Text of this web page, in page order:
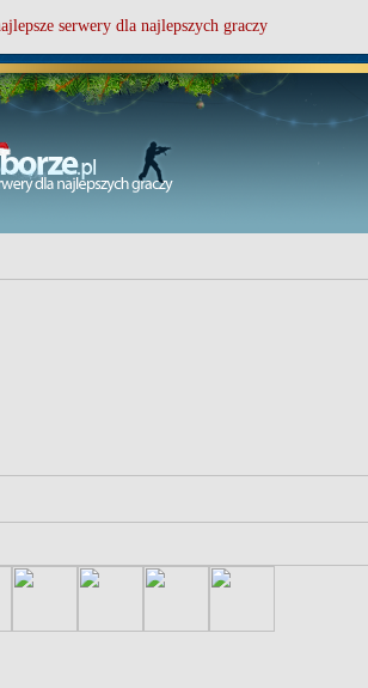
serwery dla najlepszych graczy